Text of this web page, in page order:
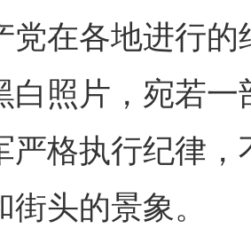
党在各地进行
白照片，宛若
严格执行纪律
头的景象。